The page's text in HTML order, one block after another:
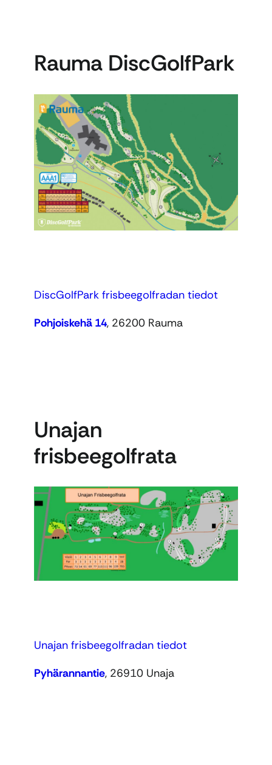
Rauma DiscGolfPark
DiscGolfPark frisbeegolfradan tiedot
Pohjoiskehä 14, 26200 Rauma
Unajan
frisbeegolfrata
Unajan frisbeegolfradan tiedot
Pyhärannantie, 26910 Unaja